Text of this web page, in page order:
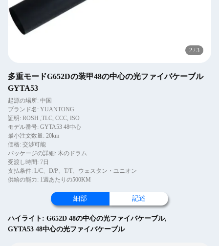
2 / 3
多重モードG652Dの装甲48の中心の光ファイバケーブル
GYTA53
起源の場所: 中国
ブランド名: YUANTONG
証明: ROSH ,TLC, CCC, ISO
モデル番号: GYTA53 48中心
最小注文数量: 20km
価格: 交渉可能
パッケージの詳細: 木のドラム
受渡し時間: 7日
支払条件: L/C、D/P、T/T、ウェスタン・ユニオン
供給の能力: 1週あたりの500KM
細部 記述
ハイライト: G652D 48の中心の光ファイバケーブル,
GYTA53 48中心の光ファイバケーブル